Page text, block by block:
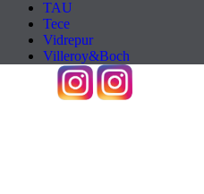
TAU
Tece
Vidrepur
Villeroy&Boch